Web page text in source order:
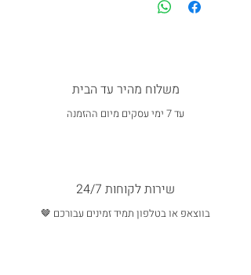
משלוח מהיר עד הבית
עד 7 ימי עסקים מיום ההזמנה
שירות לקוחות 24/7
בווצאפ או בטלפון תמיד זמינים עבורכם 🤎